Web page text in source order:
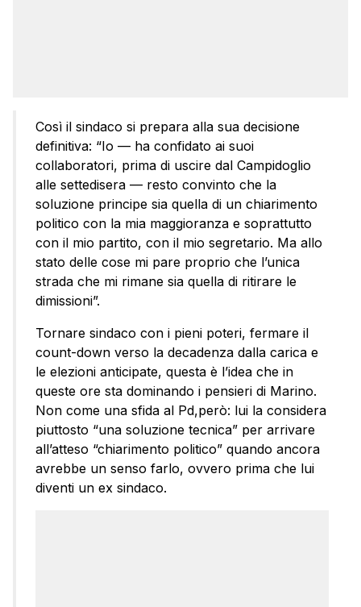
Così il sindaco si prepara alla sua decisione
definitiva: “Io — ha confidato ai suoi
collaboratori, prima di uscire dal Campidoglio
alle settedisera — resto convinto che la
soluzione principe sia quella di un chiarimento
politico con la mia maggioranza e soprattutto
con il mio partito, con il mio segretario. Ma allo
stato delle cose mi pare proprio che l’unica
strada che mi rimane sia quella di ritirare le
dimissioni”.
Tornare sindaco con i pieni poteri, fermare il
count-down verso la decadenza dalla carica e
le elezioni anticipate, questa è l’idea che in
queste ore sta dominando i pensieri di Marino.
Non come una sfida al Pd,però: lui la considera
piuttosto “una soluzione tecnica” per arrivare
all’atteso “chiarimento politico” quando ancora
avrebbe un senso farlo, ovvero prima che lui
diventi un ex sindaco.